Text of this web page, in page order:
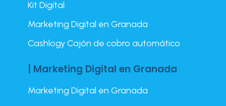
Kit Digital
Marketing Digital en Granada
Cashlogy Cajón de cobro automático
| Marketing Digital en Granada
Marketing Digital en Granada